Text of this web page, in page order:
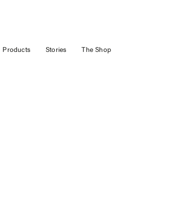
Products Stories The Shop